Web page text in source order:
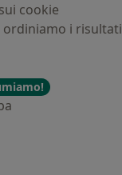
cookie
ordiniamo i risultati